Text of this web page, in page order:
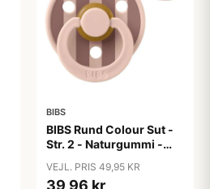
BIBS
BIBS Rund Colour Sut -
Str. 2 - Naturgummi -
Blush/Woodchuck
VEJL. PRIS 49,95 KR
39,96 kr